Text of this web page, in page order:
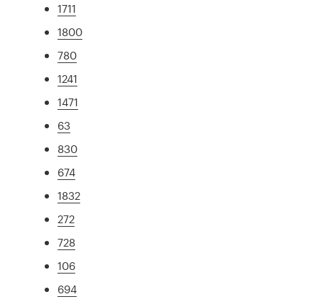
1711
1800
780
1241
1471
63
830
674
1832
272
728
106
694